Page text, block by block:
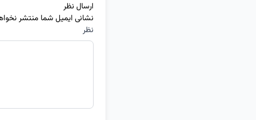
ارسال نظر
نشانی ایمیل شما منتشر
نظر